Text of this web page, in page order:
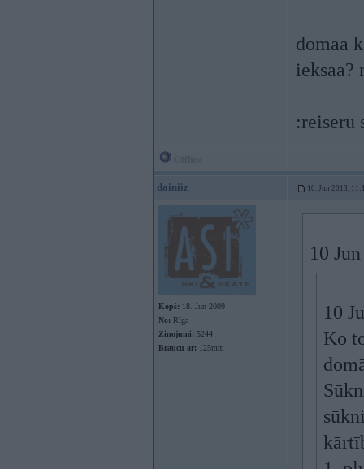
domaa
ieksaa?
:reiseru
dainiiz 10. Jun 2013,
Kopš: 18. Jun 2009
No: Rīga
Ziņojumi: 5244
Braucu ar: 125mm
10
10
Ko